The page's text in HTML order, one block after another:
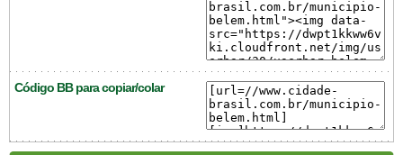
Código BB para copiar/colar